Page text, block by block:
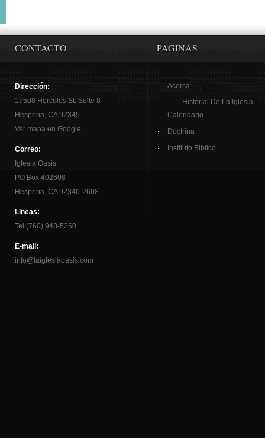
CONTACTO
Dirección:
17508 Hercules St. Suite 8
Hesperia, CA 92345
Ver mapa en Google
Correo:
Iglesia Oasis
PO Box 402608
Hesperia, CA 92340-2608
Lineas:
Tel (760) 948-5260
E-mail:
info@laiglesiaoasis.com
PAGINAS
Acerca
Historial De La Iglesia
Calendario
Doctrina
Instituto Biblico